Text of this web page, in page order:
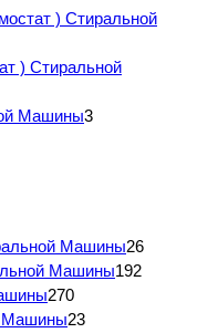
) Стиральной
) Стиральной
Машины3
Машины26
Машины192
270
Машины23